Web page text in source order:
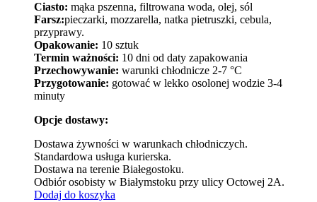
Ciasto: mąka pszenna, filtrowana woda, olej, sól
Farsz:pieczarki, mozzarella, natka pietruszki, cebula,
przyprawy.
Opakowanie: 10 sztuk
Termin ważności: 10 dni od daty zapakowania
Przechowywanie: warunki chłodnicze 2-7 °C
Przygotowanie: gotować w lekko osolonej wodzie 3-4
minuty
Opcje dostawy:
Dostawa żywności w warunkach chłodniczych.
Standardowa usługa kurierska.
Dostawa na terenie Białegostoku.
Odbiór osobisty w Białymstoku przy ulicy Octowej 2A.
Dodaj do koszyka